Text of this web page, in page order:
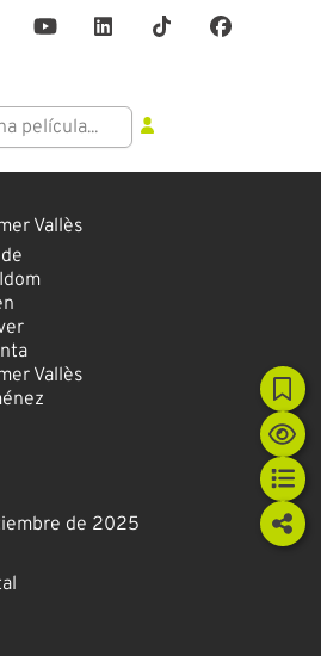
Vallès
Vallès
de 2025